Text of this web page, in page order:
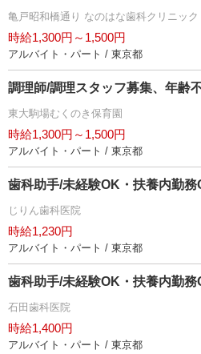
亀戸昭和橋通り なのはな歯科クリニック
時給1,300円～1,500円
アルバイト・パート / 東京都
調理師/調理スタッフ募集、年齢
東大駒場むくのき保育園
時給1,300円～1,500円
アルバイト・パート / 東京都
歯科助手/未経験OK・扶養内勤務
じりん歯科医院
時給1,230円
アルバイト・パート / 東京都
歯科助手/未経験OK・扶養内勤務
石田歯科医院
時給1,400円
アルバイト・パート / 東京都